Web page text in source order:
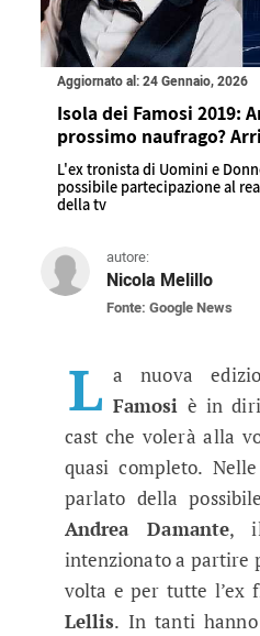
Aggiornato al: 24 Gennaio, 2026
Isola dei Famosi 2019:
prossimo naufrago?
L'ex tronista di Uomini e
possibile partecipazione al
della tv
autore:
Nicola Melillo
Fonte: Google News
Isola dei
L a nuova
Famosi è in
cast che volerà alla
quasi completo.
parlato della
Andrea Damante, il
intenzionato a partire
volta e per tutte l’ex
Lellis. In tanti